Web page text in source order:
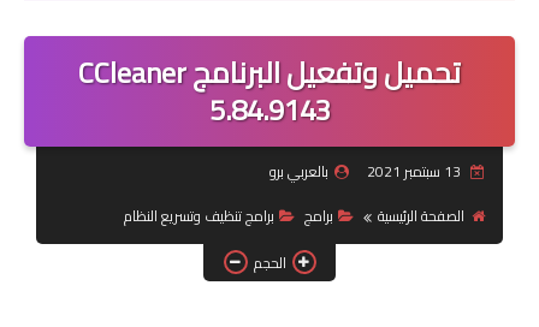
حماية
متصفحات انترنت
أندرويد
تحميل وتفعيل البرنامج CCleaner
5.84.9143
بالعربي برو
الصفحة الرئيسية
برامج
برامج تنظيف وتسريع النظام
الحجم